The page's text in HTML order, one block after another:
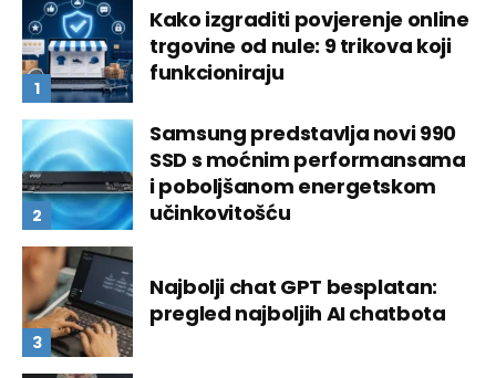
Kako izgraditi povjerenje online
trgovine od nule: 9 trikova koji
funkcioniraju
Samsung predstavlja novi 990
SSD s moćnim performansama
i poboljšanom energetskom
učinkovitošću
Najbolji chat GPT besplatan:
pregled najboljih AI chatbota